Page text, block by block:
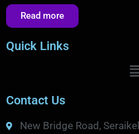
Read more
Quick Links
Contact Us
New Bridge Road,